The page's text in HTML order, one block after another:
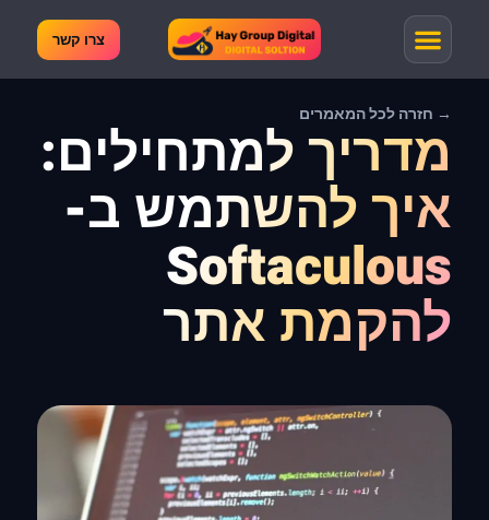
צרו קשר
→ חזרה לכל המאמרים
מדריך למתחילים:
איך להשתמש ב-
Softaculous
להקמת אתר